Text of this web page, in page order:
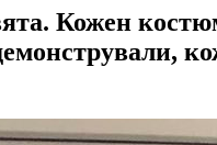
Кожен